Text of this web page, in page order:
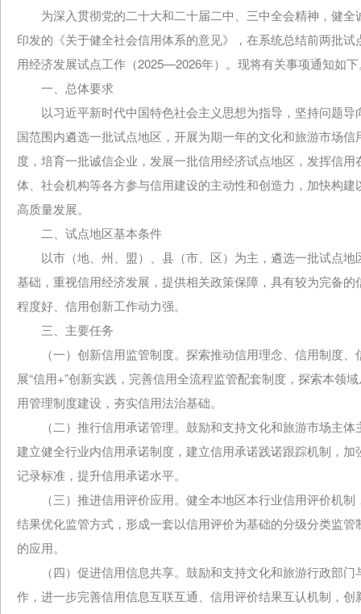
为深入贯彻党的二十大和二十届二中、三中全会精神，健全
印发的《关于健全社会信用体系的意见》，在系统总结前两批
用经济发展试点工作（2025—2026年）。现将有关事项通知如
一、总体要求
以习近平新时代中国特色社会主义思想为指导，坚持问题导
国范围内遴选一批试点地区，开展为期一年的文化和旅游市场
度，培育一批诚信企业，发展一批信用经济试点地区，发挥信
体、社会机构等各方参与信用建设的主动性和创造力，加快构
高质量发展。
二、试点地区基本条件
以市（地、州、盟）、县（市、区）为主，遴选一批试点地
基础，重视信用经济发展，提供相关政策保障，具有较为完备
程度好、信用创新工作动力强。
三、主要任务
（一）创新信用监管制度。探索推动信用理念、信用制度、
展“信用+”创新实践，完善信用全流程监管配套制度，探索本领
用管理制度建设，夯实信用法治基础。
（二）推行信用承诺管理。鼓励和支持文化和旅游市场主体
建立健全行业内信用承诺制度，建立信用承诺践诺跟踪机制，
记录标准，提升信用承诺水平。
（三）推进信用评价应用。健全本地区本行业信用评价机制
结果优化监管方式，形成一套以信用评价为基础的分级分类监
的应用。
（四）促进信用信息共享。鼓励和支持文化和旅游行政部门
作，进一步完善信用信息互联互通、信用评价结果互认机制，